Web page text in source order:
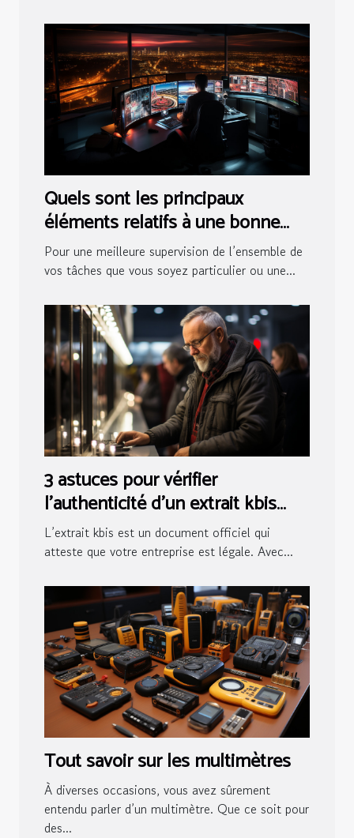
Quels sont les principaux
éléments relatifs à une bonne
salle de contrôle ?
Pour une meilleure supervision de l’ensemble de
vos tâches que vous soyez particulier ou une...
3 astuces pour vérifier
l’authenticité d’un extrait kbis
numérique
L’extrait kbis est un document officiel qui
atteste que votre entreprise est légale. Avec...
Tout savoir sur les multimètres
À diverses occasions, vous avez sûrement
entendu parler d’un multimètre. Que ce soit pour
des...